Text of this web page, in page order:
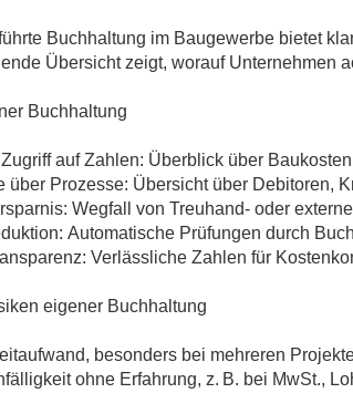
Buchhaltung im Baugewerbe bietet
Übersicht zeigt, worauf Unternehmen
Buchhaltung
auf Zahlen: Überblick über
über Prozesse: Übersicht über Debitoren,
Wegfall von Treuhand- oder
Automatische Prüfungen durch
Verlässliche Zahlen für
eigener Buchhaltung
besonders bei mehreren
ohne Erfahrung, z. B. bei MwSt.,